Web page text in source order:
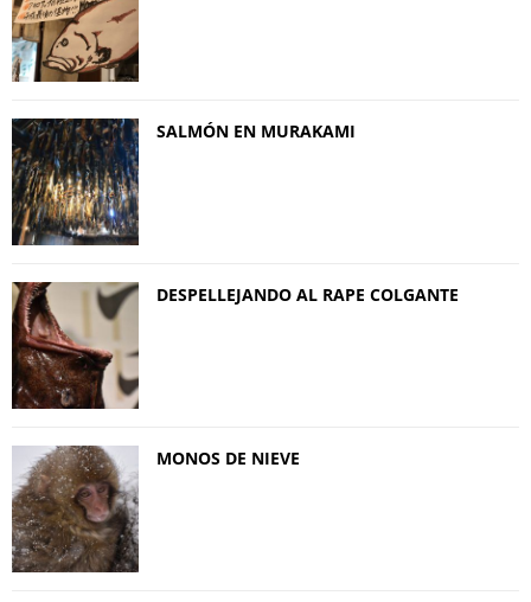
SALMÓN EN MURAKAMI
DESPELLEJANDO AL RAPE COLGANTE
MONOS DE NIEVE